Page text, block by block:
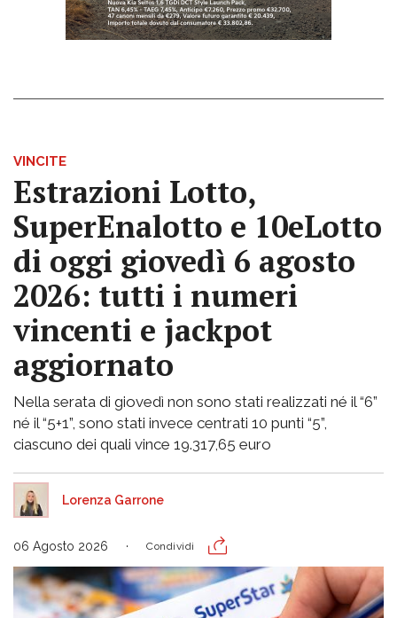
VINCITE
Estrazioni Lotto,
SuperEnalotto e 10eLotto
di oggi giovedì 6 agosto
2026: tutti i numeri
vincenti e jackpot
aggiornato
Nella serata di giovedì non sono stati realizzati né il “6”
né il “5+1”, sono stati invece centrati 10 punti “5”,
ciascuno dei quali vince 19.317,65 euro
Lorenza Garrone
06 Agosto 2026 Condividi